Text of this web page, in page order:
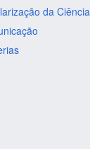
da Ciência